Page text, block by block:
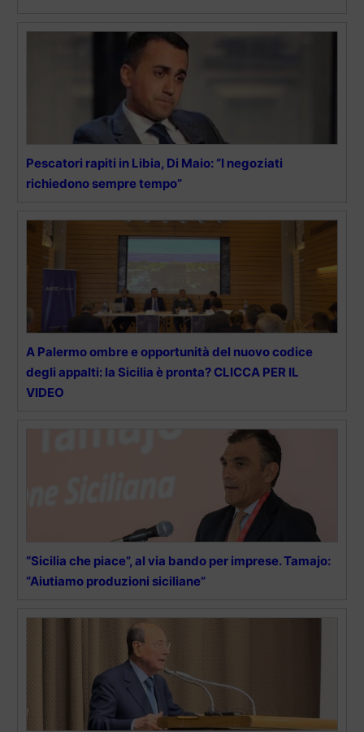
Pescatori rapiti in Libia, Di Maio: “I negoziati
richiedono sempre tempo”
A Palermo ombre e opportunità del nuovo codice
degli appalti: la Sicilia è pronta? CLICCA PER IL
VIDEO
“Sicilia che piace”, al via bando per imprese. Tamajo:
“Aiutiamo produzioni siciliane”